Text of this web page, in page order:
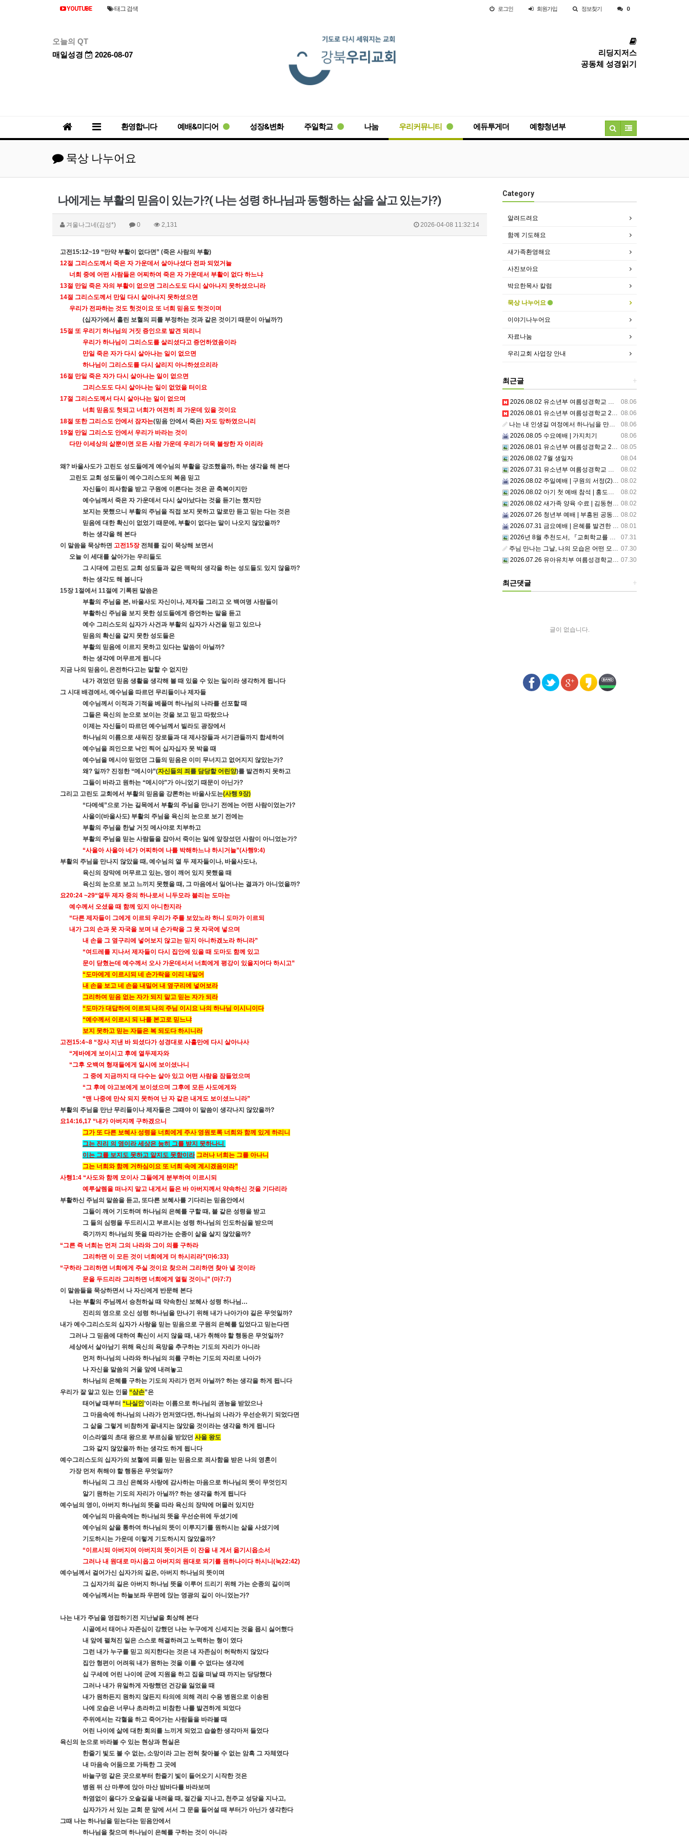
YOUTUBE 태그 검색 로그인 회원가입 정보찾기 0
오늘의 QT
매일성경
2026-08-07
리딩지저스
공동체 성경읽기
환영합니다 예배&미디어 성장&변화 주일학교 나눔 우리커뮤니티 에듀투게더 예향청년부
묵상 나누어요
나에게는 부활의 믿음이 있는가?( 나는 성령 하나님과 동행하는 삶을 살고 있는가?)
겨울나그네(김성*) 0 2,131 2026-04-08 11:32:14
고전15:12~19 “만약 부활이 없다면” (죽은 사람의 부활)
12절 그리스도께서 죽은 자 가운데서 살아나셨다 전파 되었거늘
너희 중에 어떤 사람들은 어찌하여 죽은 자 가운데서 부활이 없다 하느냐
13절 만일 죽은 자의 부활이 없으면 그리스도도 다시 살아나지 못하셨으니라
14절 그리스도께서 만일 다시 살아나지 못하셨으면
우리가 전파하는 것도 헛것이요 또 너희 믿음도 헛것이며
(십자가에서 흘린 보혈의 피를 부정하는 것과 같은 것이기 때문이 아닐까?)
15절 또 우리기 하나님의 거짓 증인으로 발견 되리니
우리가 하나님이 그리스도를 살리셨다고 증언하였음이라
만일 죽은 자가 다시 살아나는 일이 없으면
하나님이 그리스도를 다시 살리지 아니하셨으리라
16절 만일 죽은 자가 다시 살아나는 일이 없으면
그리스도도 다시 살아나는 일이 없었을 터이요
17절 그리스도께서 다시 살아나는 일이 없으며
너희 믿음도 헛되고 너희가 여전히 죄 가운데 있을 것이요
18절 또한 그리스도 안에서 잠자는(믿음 안에서 죽은) 자도 망하였으니리
19절 만일 그리스도 안에서 우리가 바라는 것이
다만 이세상의 삶뿐이면 모든 사람 가운데 우리가 더욱 불쌍한 자 이리라
왜? 바울사도가 고린도 성도들에게 예수님의 부활을 강조했을까, 하는 생각을 해 본다
고린도 교회 성도들이 예수그리스도의 복음 믿고
자신들이 죄사함을 받고 구원에 이른다는 것은 곧 축복이지만
예수님께서 죽은 자 가운데서 다시 살아났다는 것을 듣기는 했지만
보지는 못했으니 부활의 주님을 직접 보지 못하고 말로만 듣고 믿는 다는 것은
믿음에 대한 확신이 없었기 때문에, 부활이 없다는 말이 나오지 않았을까?
하는 생각을 해 본다
이 말씀을 묵상하면 고전15장 전체를 깊이 묵상해 보면서
오늘 이 세대를 살아가는 우리들도
그 시대에 고린도 교회 성도들과 같은 맥락의 생각을 하는 성도들도 있지 않을까?
하는 생각도 해 봅니다
15장1절에서 11절에 기록된 말씀은
부활의 주님을 본, 바울사도 자신이나, 제자들 그리고 오 백여명 사람들이
부활하신 주님을 보지 못한 성도들에게 증언하는 말을 듣고
예수 그리스도의 십자가 사건과 부활의 십자가 사건을 믿고 있으나
믿음의 확신을 같지 못한 성도들은
부활의 믿음에 이르지 못하고 있다는 말씀이 아닐까?
하는 생각에 머무르게 됩니다
지금 나의 믿음이, 온전하다고는 말할 수 없지만
내가 겪었던 믿음 생활을 생각해 볼 때 있을 수 있는 일이라 생각하게 됩니다
그 시대 배경에서, 예수님을 따르던 무리들이나 제자들
예수님께서 이적과 기적을 베풀며 하나님의 나라를 선포할 때
그들은 육신의 눈으로 보이는 것을 보고 믿고 따랐으나
이제는 자신들이 따르던 예수님께서 빌라도 광장에서
하나님의 이름으로 새워진 장로들과 대 제사장들과 서기관들까지 합세하여
예수님을 죄인으로 낙인 찍어 십자십자 못 박을 때
예수님을 메시야 믿었던 그들의 믿음은 이미 무너지고 없어지지 않았는가?
왜? 일까? 진정한 “메시야”(자신들의 죄를 담당할 어린양)를 발견하지 못하고
그들이 바라고 원하는 “메시야”가 아니었기 때문이 아닌가?
그리고 고린도 교회에서 부활의 믿음을 강론하는 바울사도는(사행 9장)
“다메섹” 으로 가는 길목에서 부활의 주님을 만나기 전에는 어떤 사람이었는가?
사울이(바울사도) 부활의 주님을 육신의 눈으로 보기 전에는
부활의 주님을 한낱 거짓 메사야로 치부하고
부활의 주님을 믿는 사람들을 잡아서 죽이는 일에 앞장섰던 사람이 아니었는가?
“사울아 사울아 네가 어찌하여 나를 박해하느냐 하시거늘”(사행9:4)
부활의 주님을 만나지 않았을 때, 예수님의 열 두 제자들이나, 바울사도나,
육신의 장막에 머무르고 있는, 영이 깨어 있지 못했을 때
육신의 눈으로 보고 느끼지 못했을 때, 그 마음에서 일어나는 결과가 아니었을까?
요20:24 ~29“열두 제자 중의 하나로서 니두모라 불리는 도마는
예수께서 오셨을 때 함께 있지 아니한지라
“다른 제자들이 그에게 이르되 우리가 주를 보았노라 하니 도마가 이르되
내가 그의 손과 못 자국을 보며 내 손가락을 그 못 자국에 넣으며
내 손을 그 옆구리에 넣어보지 않고는 믿지 아니하겠노라 하니라”
“여드레를 지나서 제자들이 다시 집안에 있을 때 도마도 함께 있고
문이 닫혔는데 예수께서 오사 가운데서서 너희에게 평강이 있을지어다 하시고”
“도마에게 이르시되 네 손가락을 이리 내밀어
내 손을 보고 네 손을 내밀어 내 옆구리에 넣어보라
그리하여 믿음 없는 자가 되지 말고 믿는 자가 되라
“도마가 대답하여 이르되 나의 주님 이시요 나의 하나님 이시니이다
“예수께서 이르시 되 나를 본고로 믿느냐
보지 못하고 믿는 자들은 복 되도다 하시니라
고전15:4~8 “장사 지낸 바 되셨다가 성경대로 사흘만에 다시 살아나사
“게바에게 보이시고 후에 열두제자와
“그후 오백여 형재들에게 일시에 보이셨나니
그 중에 지금까지 대 다수는 살아 있고 어떤 사람을 잠들었으며
“그 후에 야고보에게 보이셨으며 그후에 모든 사도에게와
“맨 나중에 만삭 되지 못하여 난 자 같은 내게도 보이셨느니라”
부활의 주님을 만난 무리들이나 제자들은 그때야 이 말씀이 생각나지 않았을까?
요14:16,17 “내가 아버지께 구하겠으니
그가 또 다른 보혜사 성령을 너희에게 주사 영원토록 너희와 함께 있게 하리니
그는 진리 의 영이라 세상은 능히 그를 받지 못하나니
이는 그를 보지도 못하고 알지도 못함이라 그러나 너희는 그를 아나니
그는 너희와 함께 거하심이요 또 너희 속에 계시겠음이라”
사행1:4 “사도와 함께 모이사 그들에게 분부하여 이르시되
예루살렘을 떠나지 말고 내게서 들은 바 아버지께서 약속하신 것을 기다리라
부활하신 주님의 말씀을 듣고, 또다른 보혜사를 기다리는 믿음안에서
그들이 깨어 기도하며 하나님의 은혜를 구할 때, 불 같은 성령을 받고
그 들의 심령을 두드리시고 부르시는 성령 하나님의 인도하심을 받으며
죽기까지 하나님의 뜻을 따라가는 순종이 삶을 살지 않았을까?
“그른 즉 너희는 먼저 그의 나라와 그이 의를 구하라
그리하면 이 모든 것이 너희에게 더 하시리라”(마6:33)
“구하라 그리하면 너희에게 주실 것이요 찾으러 그리하면 찾아 낼 것이라
문을 두드리라 그리하면 너희에게 열릴 것이니” (마7:7)
이 말씀들을 묵상하면서 나 자신에게 반문해 본다
나는 부활의 주님께서 승천하실 때 약속한신 보혜사 성령 하나님…
진리의 영으로 오신 성령 하나님을 만나기 위해 내가 나아가야 길은 무엇일까?
내가 예수그리스도의 십자가 사랑을 믿는 믿음으로 구원의 은혜를 입었다고 믿는다면
그러나 그 믿음에 대하여 확신이 서지 않을 때, 내가 취해야 할 행동은 무엇일까?
세상에서 살아남기 위해 육신의 욕망을 추구하는 기도의 자리가 아니라
먼저 하나님의 나라와 하나님의 의를 구하는 기도의 자리로 나아가
나 자신을 말씀의 거울 앞에 내려놓고
하나님의 은혜를 구하는 기도의 자리가 먼저 아닐까? 하는 생각을 하게 됩니다
우리가 잘 알고 있는 인물 “삼손”은
태어날 때부터 “나실인’이라는 이름으로 하나님의 권능을 받았으나
그 마음속에 하나님의 나라가 먼저였다면, 하나님의 나라가 우선순위기 되었다면
그 삶을 그렇게 비참하게 끝내지는 않았을 것이라는 생각을 하게 됩니다
이스라엘의 초대 왕으로 부르심을 받았던 사울 왕도
그와 같지 않았을까 하는 생각도 하게 됩니다
예수그리스도의 십자가의 보혈에 피를 믿는 믿음으로 죄사함을 받은 나의 영혼이
가장 먼저 취해야 할 행동은 무엇일까?
하나님의 그 크신 은혜와 사랑에 감사하는 마음으로 하나님의 뜻이 무엇인지
알기 원하는 기도의 자리가 아닐까? 하는 생각을 하게 됩니다
예수님의 영이, 아버지 하나님의 뜻을 따라 육신의 장막에 머물러 있지만
예수님의 마음속에는 하나님의 뜻을 우선순위에 두셨기에
예수님의 삶을 통하여 하나님의 뜻이 이루지기를 원하시는 삶을 사셨기에
기도하시는 가운데 이렇게 기도하시지 않았을까?
“이르시되 아버지여 아버지의 뜻이거든 이 잔을 내 게서 옮기시옵소서
그러나 내 원대로 마시옵고 아버지의 원대로 되기를 원하나이다 하시니(눅22:42)
예수님께서 걸어가신 십자가의 길은, 아버지 하나님의 뜻이며
그 십자가의 길은 아버지 하나님 뜻을 이루어 드리기 위해 가는 순종의 길이며
예수님께서는 하늘보좌 우편에 앉는 영광의 길이 아니었는가?
나는 내가 주님을 영접하기전 지난날을 회상해 본다
시골에서 태어나 자존심이 강했던 나는 누구에게 신세지는 것을 몹시 싫어했다
내 앞에 펼쳐진 일은 스스로 해결하려고 노력하는 형이 였다
그런 내가 누구를 믿고 의지한다는 것은 내 자존심이 허락하지 않았다
집안 형편이 어려워 내가 원하는 것을 이를 수 없다는 생각에
십 구세에 어린 나이에 군에 지원을 하고 집을 떠날 때 까지는 당당했다
그러나 내가 유일하게 자랑했던 건강을 잃었을 때
내가 원하든지 원하지 않든지 타의에 의해 격리 수용 병원으로 이송된
나에 모습은 너무나 초라하고 비참한 나를 발견하게 되었다
주위에서는 각혈을 하고 죽어가는 사람들을 바라볼 때
어린 나이에 삶에 대한 회의를 느끼게 되었고 습쓸한 생각마저 들었다
육신의 눈으로 바라볼 수 있는 현상과 현실은
한줄기 빛도 볼 수 없는, 소망이라 고는 전혀 찾아볼 수 없는 암흑 그 자체였다
내 마음속 어둠으로 가득한 그 곳에
바늘구멍 같은 곳으로부터 한줄기 빛이 들어오기 시작한 것은
병원 뒤 산 마루에 앉아 마산 밤바다를 바라보며
하염없이 울다가 오솔길을 내려올 때, 절간을 지나고, 천주교 성당을 지나고,
십자가가 서 있는 교회 문 앞에 서서 그 문을 들어설 때 부터가 아닌가 생각한다
그때 나는 하나님을 믿는다는 믿음안에서
하나님을 찾으며 하나님이 은혜를 구하는 것이 아니라
Category
알려드려요
함께 기도해요
새가족환영해요
사진보아요
박요한목사 칼럼
묵상 나누어요
이야기나누어요
자료나눔
우리교회 사업장 안내
+
최근글
08.06
2026.08.02 유소년부 여름성경학교 셋째날,주일예배
08.06
2026.08.01 유소년부 여름성경학교 2일차 저녁집회 예배 실황
08.06
나는 내 인생길 여정에서 하나님을 만났는가? 그렇다면 나의 삶은 어떠한가? 자신을 돌아 봅니다.
08.06
2026.08.05 수요예배 | 가지치기
08.05
2026.08.01 유소년부 여름성경학교 2일차
08.04
2026.08.02 7월 생일자
08.02
2026.07.31 유소년부 여름성경학교 첫째날
08.02
2026.08.02 주일예배 | 구원의 서정(2)부르심: 거절할 수 없는 은혜의 시작
08.02
2026.08.02 아기 첫 예배 참석 | 홍도영, 홍찬영 아기(홍석진, 임자현 집사 가정)
08.02
2026.08.02 새가족 양육 수료 | 김동현, 박현정 성도
08.02
2026.07.26 청년부 예배 | 부흥된 공동체4: 세상 앞에서1
08.01
2026.07.31 금요예배 | 은혜를 발견한 사람
07.31
2026년 8월 추천도서, 『교회학교를 리셋하라』
07.30
주님 만나는 그날, 나의 모습은 어떤 모습으로 주님 앞에 서게 될까 ??????
07.30
2026.07.26 유아유치부 여름성경학교 2일차
+
최근댓글
글이 없습니다.